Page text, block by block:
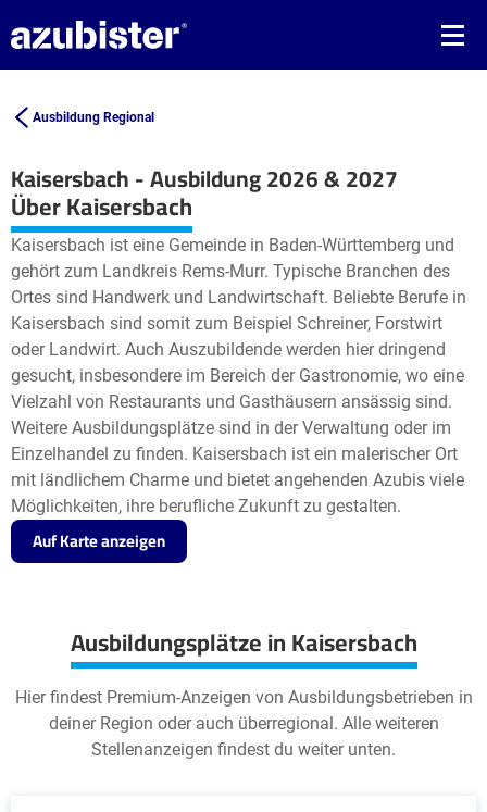
Ausbildung Regional
Kaisersbach - Ausbildung 2026 & 2027
+
−
Leaflet| ©OpenStreetMap2
Über Kaisersbach
Kaisersbach ist eine Gemeinde in Baden-Württemberg und
gehört zum Landkreis Rems-Murr. Typische Branchen des
Ortes sind Handwerk und Landwirtschaft. Beliebte Berufe in
Kaisersbach sind somit zum Beispiel Schreiner, Forstwirt
oder Landwirt. Auch Auszubildende werden hier dringend
gesucht, insbesondere im Bereich der Gastronomie, wo eine
Vielzahl von Restaurants und Gasthäusern ansässig sind.
Weitere Ausbildungsplätze sind in der Verwaltung oder im
Einzelhandel zu finden. Kaisersbach ist ein malerischer Ort
mit ländlichem Charme und bietet angehenden Azubis viele
Möglichkeiten, ihre berufliche Zukunft zu gestalten.
Auf Karte anzeigen
Ausbildungsplätze in Kaisersbach
Hier findest Premium-Anzeigen von Ausbildungsbetrieben in
deiner Region oder auch überregional. Alle weiteren
Stellenanzeigen findest du weiter unten.